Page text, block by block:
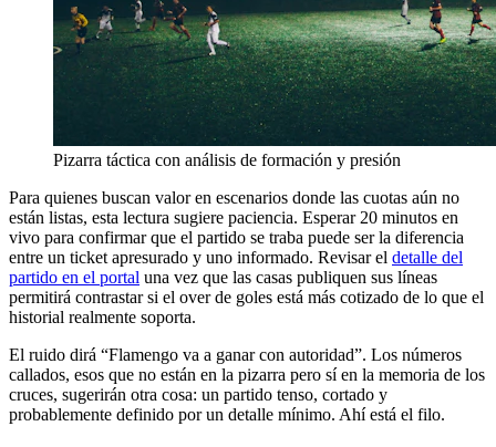
Pizarra táctica con análisis de formación y presión
Para quienes buscan valor en escenarios donde las cuotas aún no
están listas, esta lectura sugiere paciencia. Esperar 20 minutos en
vivo para confirmar que el partido se traba puede ser la diferencia
entre un ticket apresurado y uno informado. Revisar el detalle del
partido en el portal una vez que las casas publiquen sus líneas
permitirá contrastar si el over de goles está más cotizado de lo que el
historial realmente soporta.
El ruido dirá “Flamengo va a ganar con autoridad”. Los números
callados, esos que no están en la pizarra pero sí en la memoria de los
cruces, sugerirán otra cosa: un partido tenso, cortado y
probablemente definido por un detalle mínimo. Ahí está el filo.